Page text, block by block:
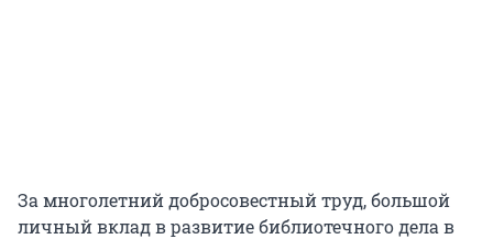
За многолетний добросовестный труд, большой
личный вклад в развитие библиотечного дела в